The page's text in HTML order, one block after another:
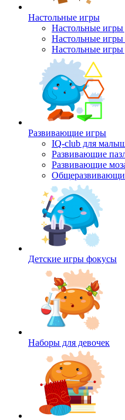
Настольные игры
Настольные игры
Настольные игры
Настольные игры
Развивающие игры
IQ-club для
Развивающие
Развивающие
Детские игры фокусы
Наборы для девочек